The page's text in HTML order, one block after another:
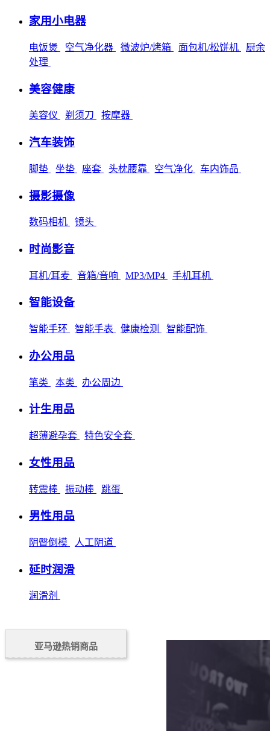
家用小电器
电饭煲 空气净化器 微波炉/烤箱 面包机/松饼机
厨余
处理
美容健康
美容仪 剃须刀 按摩器
汽车装饰
脚垫 坐垫 座套 头枕腰靠 空气净化 车内饰品
摄影摄像
数码相机 镜头
时尚影音
耳机/耳麦 音箱/音响 MP3/MP4 手机耳机
智能设备
智能手环 智能手表 健康检测 智能配饰
办公用品
笔类 本类 办公周边
计生用品
超薄避孕套 特色安全套
女性用品
转震棒 振动棒 跳蛋
男性用品
阴臀倒模 人工阴道
延时润滑
润滑剂
亚马逊热销商品